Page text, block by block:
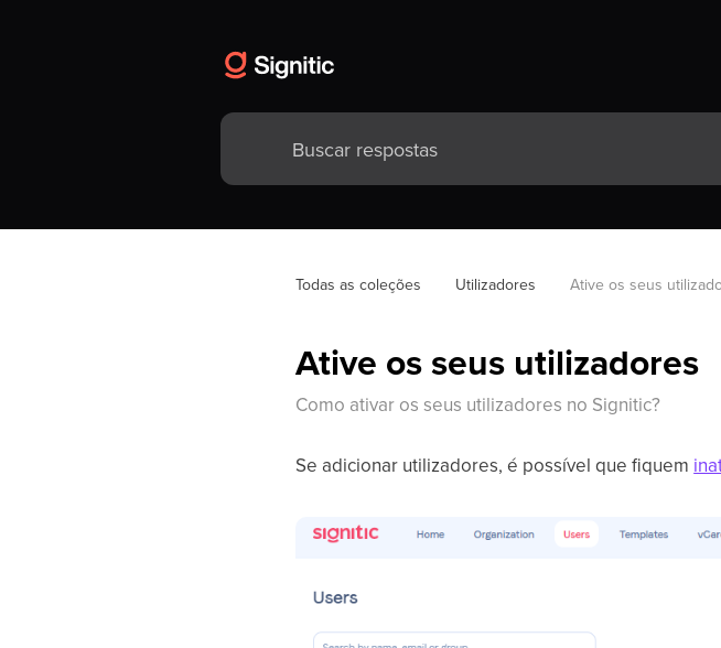
Todas as coleções Utilizadores Ative os seus
Ative os seus utilizadores
Como ativar os seus utilizadores no Signitic?
Se adicionar utilizadores, é possível que fiquem